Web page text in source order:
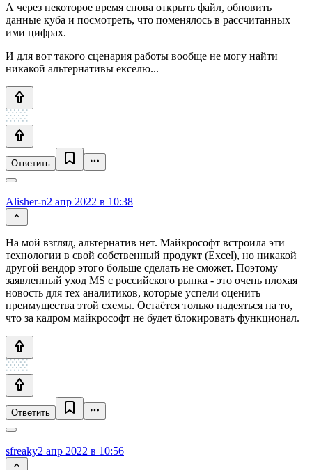
А через некоторое время снова открыть файл, обновить
данные куба и посмотреть, что поменялось в рассчитанных
ими цифрах.
И для вот такого сценария работы вообще не могу найти
никакой альтернативы екселю...
Ответить
Alisher-n2 апр 2022 в 10:38
На мой взгляд, альтернатив нет. Майкрософт встроила эти
технологии в свой собственный продукт (Excel), но никакой
другой вендор этого больше сделать не сможет. Поэтому
заявленный уход MS с российского рынка - это очень плохая
новость для тех аналитиков, которые успели оценить
преимущества этой схемы. Остаётся только надеяться на то,
что за кадром майкрософт не будет блокировать функционал.
Ответить
sfreaky2 апр 2022 в 10:56